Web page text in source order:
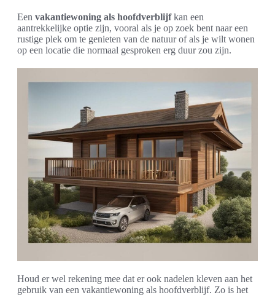
Een vakantiewoning als hoofdverblijfkan een
aantrekkelijke optie zijn, vooral als je op zoek bent naar een
rustige plek om te genieten van de natuur of als je wilt wonen
op een locatie die normaal gesproken erg duur zou zijn.
Houd er wel rekening mee dat er ook nadelen kleven aan het
gebruik van een vakantiewoning als hoofdverblijf. Zo is het